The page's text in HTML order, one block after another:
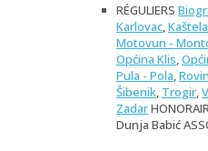
RÉGULIERS
Karlovac,Kaštela
Motovun -
Općina Klis,
Pula - Pola,
Šibenik, Trogir,
Zadar
Dunja Babić